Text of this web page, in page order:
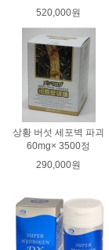
520,000원
상황 버섯 세포벽 파괴
60mg× 3500정
290,000원